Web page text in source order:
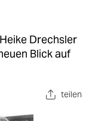
Drechsler
Blick auf
teilen